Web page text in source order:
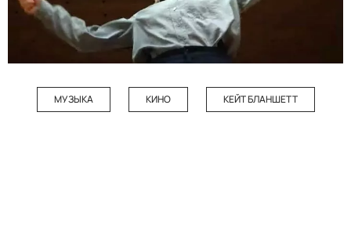
МУЗЫКА КИНО КЕЙТ БЛАНШЕТТ